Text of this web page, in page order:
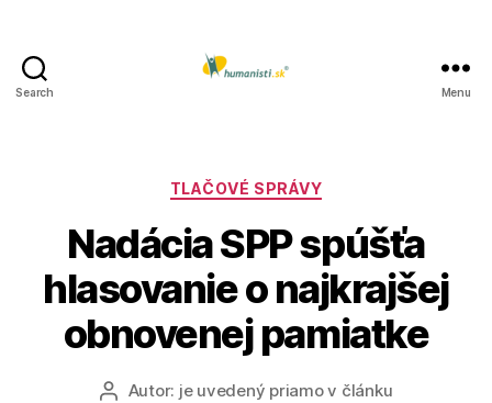
Search Menu
Kategórie
TLAČOVÉ SPRÁVY
Nadácia SPP spúšťa
hlasovanie o najkrajšej
obnovenej pamiatke
AutorAutor: je uvedený priamo v článku